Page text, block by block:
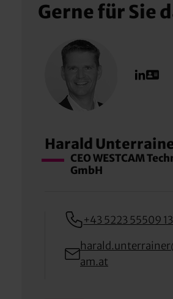
Gerne für Sie
Harald
CEO WESTCAM
GmbH
+43 5223 55509
am.at